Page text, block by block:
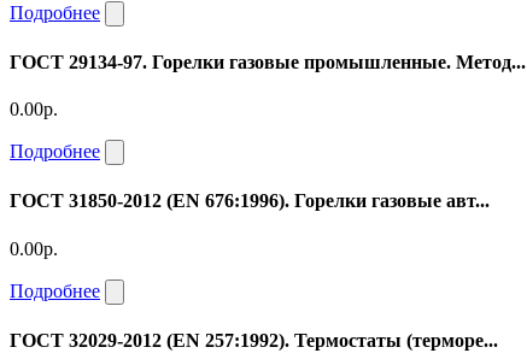
Подробнее
ГОСТ 29134-97. Горелки газовые промышленные. Метод...
0.00р.
Подробнее
ГОСТ 31850-2012 (EN 676:1996). Горелки газовые авт...
0.00р.
Подробнее
ГОСТ 32029-2012 (EN 257:1992). Термостаты (терморе...